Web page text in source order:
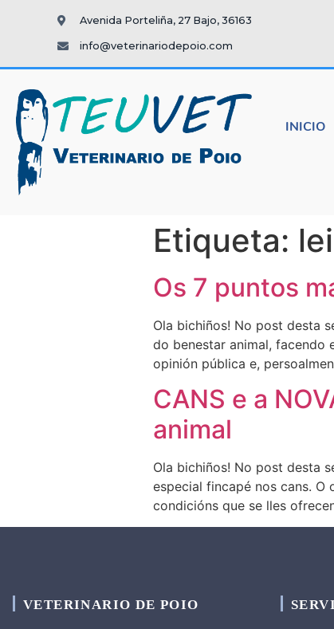
Avenida Porteliña, 27 Bajo, 36163
info@veterinariodepoio.com
INICIO
Etiqueta:
Os 7 puntos
Ola bichiños! No post desta
do benestar animal, facendo
opinión pública e,
CANS e a
animal
Ola bichiños! No post desta
especial fincapé nos cans.
condicións que se lles
VETERINARIO DE POIO